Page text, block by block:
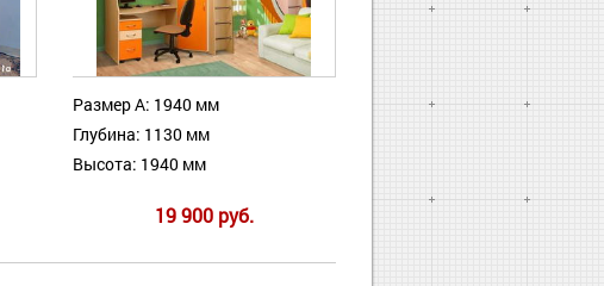
Размер А: 1940 мм
Глубина: 1130 мм
Высота: 1940 мм
19 900 руб.